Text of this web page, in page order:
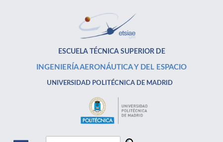
ESCUELA TÉCNICA SUPERIOR DE
INGENIERÍA AERONÁUTICA Y DEL ESPACIO
UNIVERSIDAD POLITÉCNICA DE MADRID